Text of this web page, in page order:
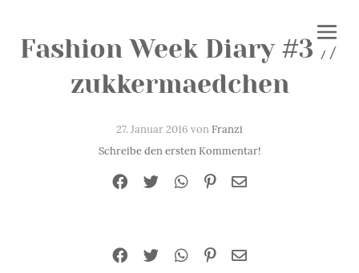
Fashion Week Diary #3 //
zukkermaedchen
27. Januar 2016 vonFranzi
Schreibe den ersten Kommentar!